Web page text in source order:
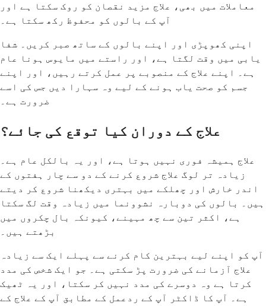
معاملات میں بھی، علاج مزید نقصان کو روک سکتا ہے اور
آپ کے بالوں کو محفوظ رکھ سکتا ہے۔
اپنی کھوپڑی اور اپنے بالوں کے ساتھ صبر کریں۔ شفا
یابی میں وقت لگتا ہے، اور راستے میں مایوس ہونا عام
ہے۔ اپنے علاج کے منصوبے پر عمل کرتے رہیں، اور اپنے
جسم کو صحت یاب ہونے کے لیے وہ سہارا دیں جس کی اسے
ضرورت ہے۔
علاج کے دوران کیا توقع کی جائے؟
علاج ہمیشہ فوری نہیں ہوتا ہے، اور یہ بالکل عام ہے۔
زیادہ تر لوگ علاج شروع کرنے کے دو سے چار ہفتوں کے
اندر خارش اور چھلکے میں بہتری دیکھنا شروع کر دیتے
ہیں۔ بالوں کی دوبارہ نشوونما میں زیادہ وقت لگ سکتا
ہے، اکثر تین سے چھ مہینے، کیونکہ بال چکروں میں
بڑھتے ہیں۔
آپ کو اپنے لیے بہترین کام کرنے سے پہلے ایک سے زیادہ
علاج آزمانے کی ضرورت پڑ سکتی ہے۔ جو ایک شخص کی مدد
کرتا ہے وہ دوسرے کی مدد نہیں کر سکتا، اور یہ ٹھیک
ہے۔ آپ کا ڈاکٹر آپ کے ردعمل کے مطابق آپ کے علاج کے